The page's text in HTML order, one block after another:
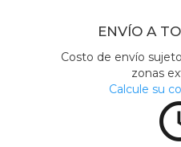
ENVÍO A
Costo de envío
zonas
Calcule su